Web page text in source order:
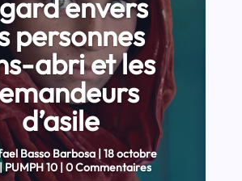
envers
personnes
abri et les
d’asile
Basso Barbosa |18 octobre
PUMPH 10| 0 Commentaires